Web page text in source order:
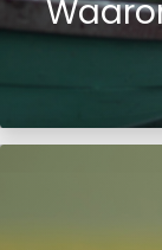
Blogs